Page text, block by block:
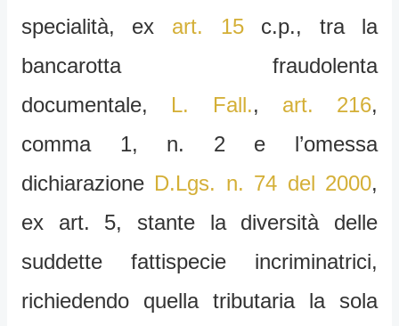
specialità, ex art. 15c.p., tra la
bancarotta fraudolenta
documentale, L. Fall., art. 216,
comma 1, n. 2 e l’omessa
dichiarazione D.Lgs. n. 74 del 2000,
ex art. 5, stante la diversità delle
suddette fattispecie incriminatrici,
richiedendo quella tributaria la sola